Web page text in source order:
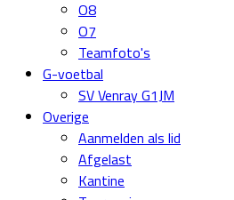
O8
O7
Teamfoto's
G-voetbal
SV Venray G1JM
Overige
Aanmelden als lid
Afgelast
Kantine